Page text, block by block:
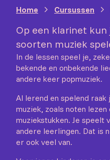
Home Cursussen
Op een klarinet kun
soorten muziek
In de lessen speel je,
bekende en onbekende
andere keer popmuziek.
Al lerend en spelend
muziek, zoals noten lezen
muziekstukken. Je speelt
andere leerlingen. Dat is
er ook veel van.